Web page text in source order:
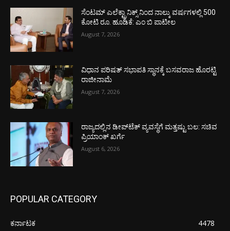
ಸೆಂಟಮ್ ಎಲೆಕ್ಟ್ರಾನಿಕ್ಸ್ ನಿಂದ ನಾಲ್ಕು ವರ್ಷಗಳಲ್ಲಿ 500
ಕೋಟಿ ರೂ. ಹೂಡಿಕೆ: ಎಂ ಬಿ ಪಾಟೀಲ
August 7, 2026
ವಿಧಾನ ಪರಿಷತ್ ಸಭಾಪತಿ ಸ್ಥಾನಕ್ಕೆ ಬಸವರಾಜ ಹೊರಟ್ಟಿ
ರಾಜೀನಾಮೆ
August 7, 2026
ರಾಜ್ಯದಲ್ಲಿನ ಡೀಪ್‌ಟೆಕ್‌ ವ್ಯವಸ್ಥೆಗೆ ಮತ್ತಷ್ಟು ಬಲ: ಸಚಿವ
ಪ್ರಿಯಾಂಕ್ ಖರ್ಗೆ
August 6, 2026
POPULAR CATEGORY
ಕರ್ನಾಟಕ
4478